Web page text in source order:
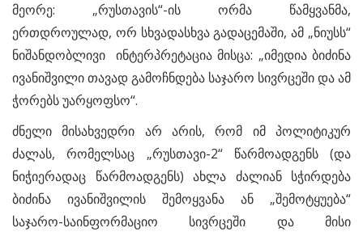
მეორე: „რუსთავის“-ის ორმა წამყვანმა,
ერთდროულად, ორ სხვადასხვა გადაცემაში, ამ „ნიუსს“
ნიშანდობლივი ინტერპრეტაცია მისცა: „იმედია ბიძინა
ივანიშვილი თავად გამოჩნდება საჯარო სივრცეში და ამ
ჭორებს უარყოფსო“.
ძნელი მისახვედრი არ არის, რომ იმ პოლიტიკურ
ძალას, რომელსაც „რუსთავი-2“ წარმოადგენს (და
ნიჭიერადაც წარმოადგენს) ახლა ძალიან სჭირდება
ბიძინა ივანიშვილის შემოყვანა ან „შემოტყუება“
საჯარო-საინფორმაციო სივრცეში და მისი